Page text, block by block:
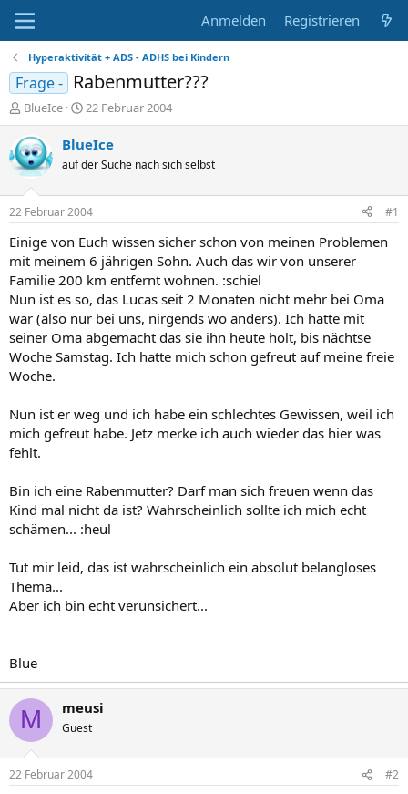
Anmelden Registrieren
Hyperaktivität + ADS - ADHS bei Kindern
Frage - Rabenmutter???
E
r
s
t
e
e
r
BlueIce
E
r
s
t
e
l
t
a
m
22 Februar 2004
BlueIce
auf der Suche nach sich selbst
22 Februar 2004 #1
Einige von Euch wissen sicher schon von meinen Problemen
mit meinem 6 jährigen Sohn. Auch das wir von unserer
Familie 200 km entfernt wohnen. :schiel
Nun ist es so, das Lucas seit 2 Monaten nicht mehr bei Oma
war (also nur bei uns, nirgends wo anders). Ich hatte mit
seiner Oma abgemacht das sie ihn heute holt, bis nächtse
Woche Samstag. Ich hatte mich schon gefreut auf meine freie
Woche.
Nun ist er weg und ich habe ein schlechtes Gewissen, weil ich
mich gefreut habe. Jetz merke ich auch wieder das hier was
fehlt.
Bin ich eine Rabenmutter? Darf man sich freuen wenn das
Kind mal nicht da ist? Wahrscheinlich sollte ich mich echt
schämen... :heul
Tut mir leid, das ist wahrscheinlich ein absolut belangloses
Thema...
Aber ich bin echt verunsichert...
Blue
M meusi
Guest
22 Februar 2004 #2